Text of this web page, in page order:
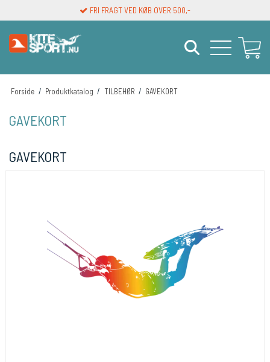
FRI FRAGT VED KØB OVER 500,-
Forside / Produktkatalog / TILBEHØR / GAVEKORT
GAVEKORT
GAVEKORT